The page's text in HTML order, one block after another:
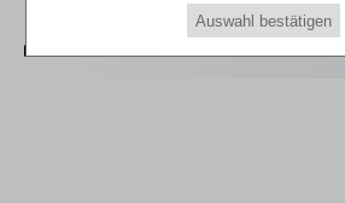
Auswahl bestätigen